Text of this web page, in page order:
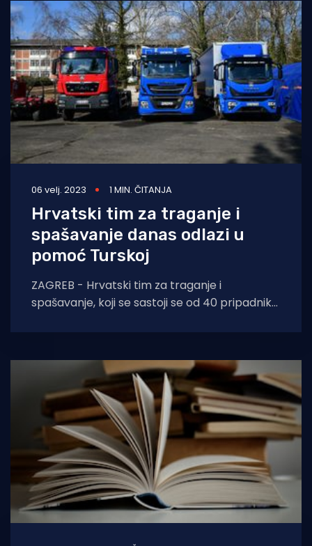
06 velj. 2023 1 MIN. ČITANJA
Hrvatski tim za traganje i
spašavanje danas odlazi u
pomoć Turskoj
ZAGREB - Hrvatski tim za traganje i
spašavanje, koji se sastoji se od 40 pripadnika